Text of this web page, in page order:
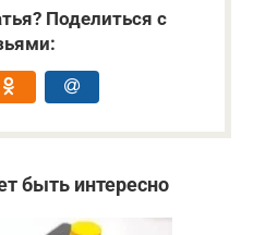
Поделиться с
быть интересно